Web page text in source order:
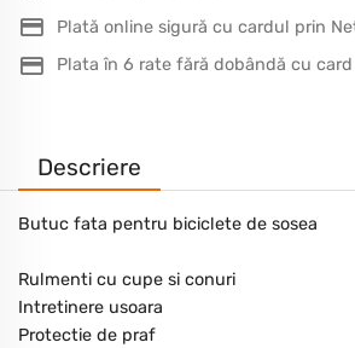
Plată online sigură cu cardul prin
Plata în 6 rate fără dobândă cu
Descriere
Butuc fata pentru biciclete de sosea
Rulmenti cu cupe si conuri
Intretinere usoara
Protectie de praf